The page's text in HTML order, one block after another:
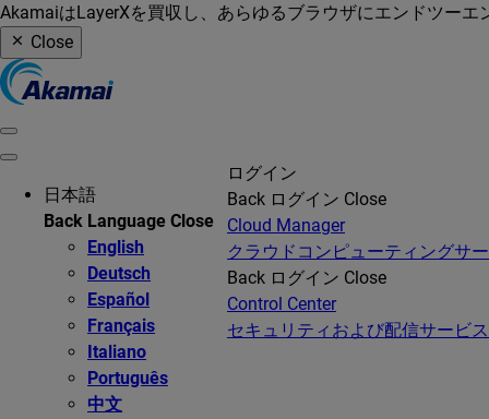
AkamaiはLayerXを買収し、あらゆるブラウザにエンドツー
Close
日本語
Back Language Close
English
Deutsch
Español
Français
Italiano
Português
中文
ログイン
Back ログイン Close
Cloud Manager
クラウドコンピューティングサ
Back ログイン Close
Control Center
セキュリティおよび配信サービ